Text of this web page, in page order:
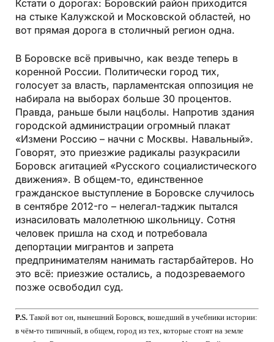
Кстати о дорогах: Боровский район приходится
на стыке Калужской и Московской областей, но
вот прямая дорога в столичный регион одна.
В Боровске всё привычно, как везде теперь в
коренной России. Политически город тих,
голосует за власть, парламентская оппозиция не
набирала на выборах больше 30 процентов.
Правда, раньше были нацболы. Напротив здания
городской администрации огромный плакат
«Измени Россию – начни с Москвы. Навальный».
Говорят, это приезжие радикалы разукрасили
Боровск агитацией «Русского социалистического
движения». В общем-то, единственное
гражданское выступление в Боровске случилось
в сентябре 2012-го – нелегал-таджик пытался
изнасиловать малолетнюю школьницу. Сотня
человек пришла на сход и потребовала
депортации мигрантов и запрета
предпринимателям нанимать гастарбайтеров. Но
это всё: приезжие остались, а подозреваемого
позже освободил суд.
P.S. Такой вот он, нынешний Боровск, вошедший в учебники истории:
в чём-то типичный, в общем, город из тех, которые стоят на земле